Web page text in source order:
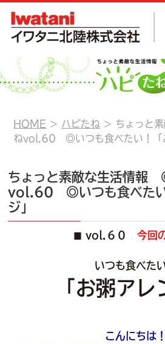
HOME ハピたね
ちょっと
ねvol.60 ◎いつも食べたい！「
ちょっと素敵な生活情報
vol.60 ◎いつも食べたい
ジ」
vol.６０ 今回
いつも食べたい
「お粥アレ
こんにちは！